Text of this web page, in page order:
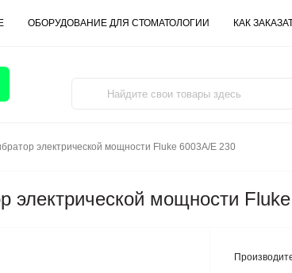
ОБОРУДОВАНИЕ ДЛЯ СТОМАТОЛОГИИ КАК
электрической мощности Fluke 6003A/E 230
электрической мощности